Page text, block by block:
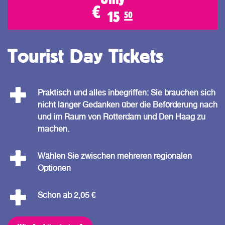
€ 15 50
Tourist Day Tickets
Praktisch und alles inbegriffen: Sie brauchen sich
nicht länger Gedanken über die Beförderung nach
und im Raum von Rotterdam und Den Haag zu
machen.
Wählen Sie zwischen mehreren regionalen
Optionen
Schon ab 2,05 €